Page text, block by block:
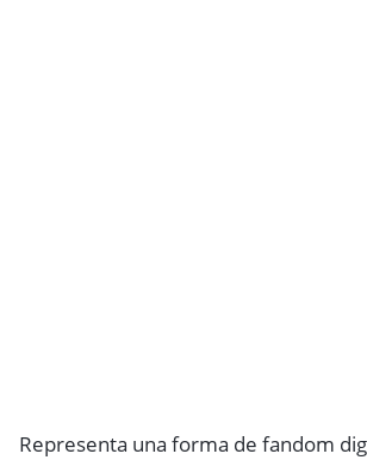
Representa una forma de fandom